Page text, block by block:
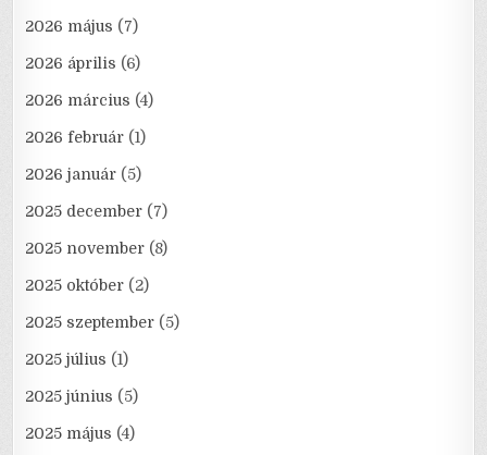
2026 május (7)
2026 április (6)
2026 március (4)
2026 február (1)
2026 január (5)
2025 december (7)
2025 november (8)
2025 október (2)
2025 szeptember (5)
2025 július (1)
2025 június (5)
2025 május (4)